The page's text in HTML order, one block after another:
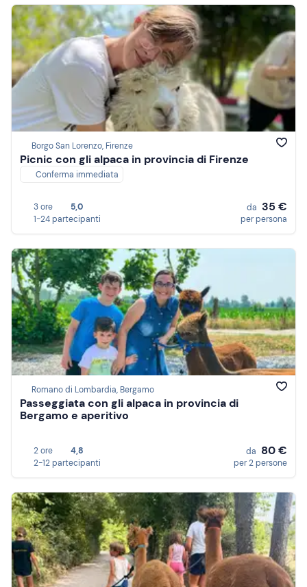
Borgo San Lorenzo, Firenze
Picnic con gli alpaca in provincia di Firenze
Conferma immediata
3 ore
5,0
1-24 partecipanti
da 35 €
per persona
Romano di Lombardia, Bergamo
Passeggiata con gli alpaca in provincia di
Bergamo e aperitivo
2 ore
4,8
2-12 partecipanti
da 80 €
per 2 persone